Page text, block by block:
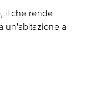
il che rende
un'abitazione a